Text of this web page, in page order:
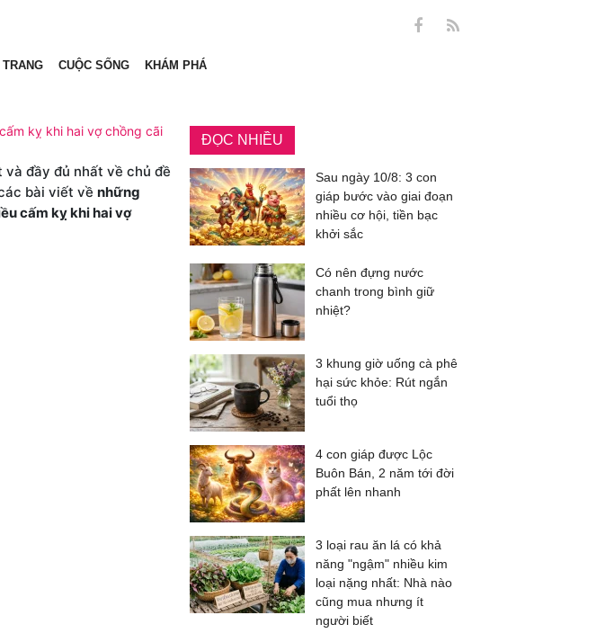
CUỘC SỐNG KHÁM PHÁ
kỵ khi hai vợ chồng cãi
đầy đủ nhất về chủ đề
bài viết về những
cấm kỵ khi hai vợ
ĐỌC NHIỀU
Sau ngày 10/8: 3 con
giáp bước vào giai đoạn
nhiều cơ hội, tiền bạc
khởi sắc
Có nên đựng nước
chanh trong bình giữ
nhiệt?
3 khung giờ uống cà phê
hại sức khỏe: Rút ngắn
tuổi thọ
4 con giáp được Lộc
Buôn Bán, 2 năm tới đời
phất lên nhanh
3 loại rau ăn lá có khả
năng "ngậm" nhiều kim
loại nặng nhất: Nhà nào
cũng mua nhưng ít
người biết